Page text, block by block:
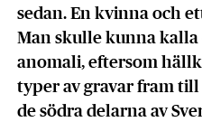
sedan. En kvinna och
Man skulle kunna kalla
anomali, eftersom
typer av gravar fram till
de södra delarna av